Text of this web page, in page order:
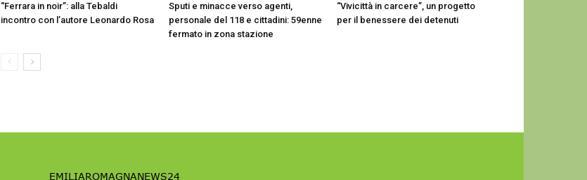
“Ferrara in noir”: alla Tebaldi
incontro con l’autore Leonardo Rosa
Sputi e minacce verso agenti,
personale del 118 e cittadini: 59enne
fermato in zona stazione
“Vivicittà in carcere”, un progetto
per il benessere dei detenuti